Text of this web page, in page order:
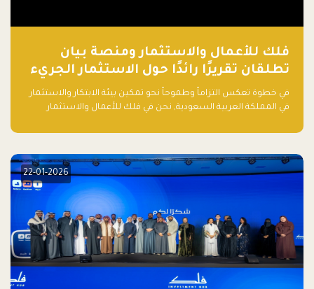
فلك للأعمال والاستثمار ومنصة بيان
تطلقان تقريرًا رائدًا حول الاستثمار الجريء
في الذكاء الاصطناعي بالمملكة العربية
السعودية
في خطوة تعكس التزاماً وطموحاً نحو تمكين بيئة الابتكار والاستثمار
في المملكة العربية السعودية, نحن في فلك للأعمال والاستثمار
الذكاء الاصطناعي: خارطة الطريق للمستثمرين ورواد الأعمال في
22-01-2026